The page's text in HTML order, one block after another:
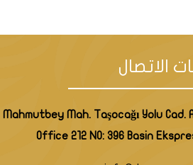
الاتصال
Mahmutbey Mah. Taşocağı Yolu Cad.
Office 212 NO: 396 Basin